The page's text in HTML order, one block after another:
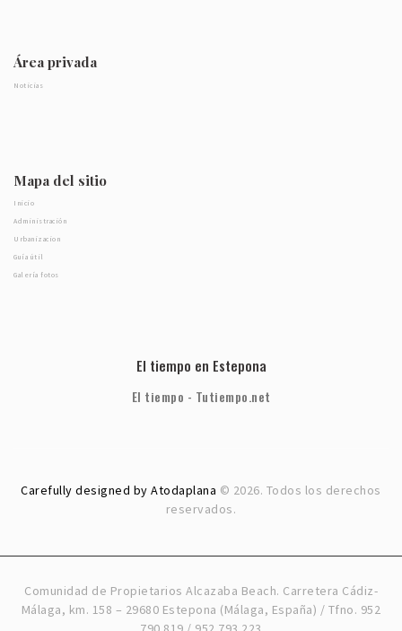
Área privada
Noticias
Mapa del sitio
Inicio
Administración
Urbanizacion
Guía útil
Galería fotos
El tiempo en Estepona
El tiempo - Tutiempo.net
Carefully designed by Atodaplana © 2026. Todos los derechos
reservados.
Comunidad de Propietarios Alcazaba Beach. Carretera Cádiz-
Málaga, km. 158 – 29680 Estepona (Málaga, España) / Tfno. 952